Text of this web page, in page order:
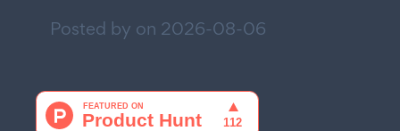
Posted by on 2026-08-06